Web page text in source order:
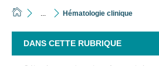
Hématologie clinique
DANS CETTE RUBRIQUE